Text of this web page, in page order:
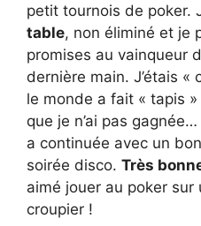
petit tournois de poker.
table, non éliminé et je
promises au vainqueur
dernière main. J’étais
le monde a fait « tapis
que je n’ai pas gagnée…
a continuée avec un
soirée disco. Très
aimé jouer au poker sur
croupier !